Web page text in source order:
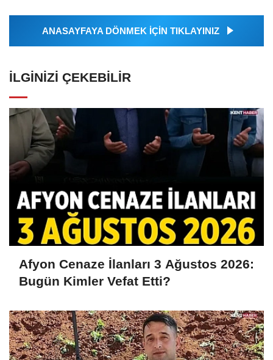
ANASAYFAYA DÖNMEK İÇİN TIKLAYINIZ
İLGINIZI ÇEKEBILIR
Afyon Cenaze İlanları 3 Ağustos 2026:
Bugün Kimler Vefat Etti?